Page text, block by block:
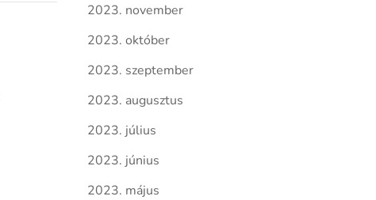
2023. november
2023. október
2023. szeptember
2023. augusztus
2023. július
2023. június
2023. május